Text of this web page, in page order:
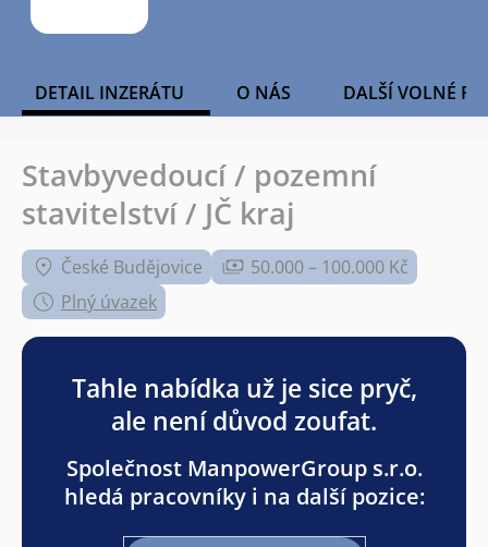
DETAIL INZERÁTU O NÁS DALŠÍ VOLNÉ
Stavbyvedoucí / pozemní
stavitelství / JČ kraj
České Budějovice
50.000 – 100.000 Kč
Plný úvazek
Tahle nabídka už je sice pryč,
ale není důvod zoufat.
Společnost ManpowerGroup s.r.o.
hledá pracovníky i na další pozice: